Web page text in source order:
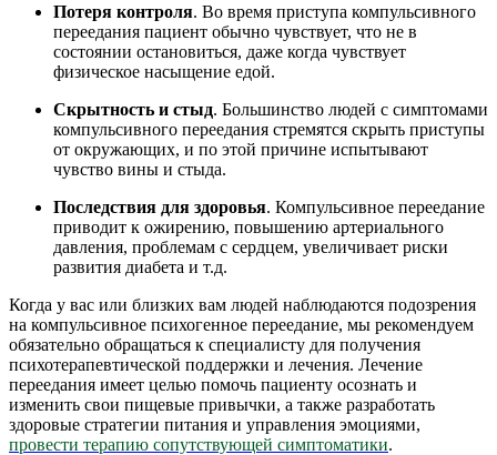
Потеря контроля. Во время приступа компульсивного
переедания пациент обычно чувствует, что не в
состоянии остановиться, даже когда чувствует
физическое насыщение едой.
Скрытность и стыд. Большинство людей с симптомами
компульсивного переедания стремятся скрыть приступы
от окружающих, и по этой причине испытывают
чувство вины и стыда.
Последствия для здоровья. Компульсивное переедание
приводит к ожирению, повышению артериального
давления, проблемам с сердцем, увеличивает риски
развития диабета и т.д.
Когда у вас или близких вам людей наблюдаются подозрения
на компульсивное психогенное переедание, мы рекомендуем
обязательно обращаться к специалисту для получения
психотерапевтической поддержки и лечения. Лечение
переедания имеет целью помочь пациенту осознать и
изменить свои пищевые привычки, а также разработать
здоровые стратегии питания и управления эмоциями,
провести терапию сопутствующей симптоматики.